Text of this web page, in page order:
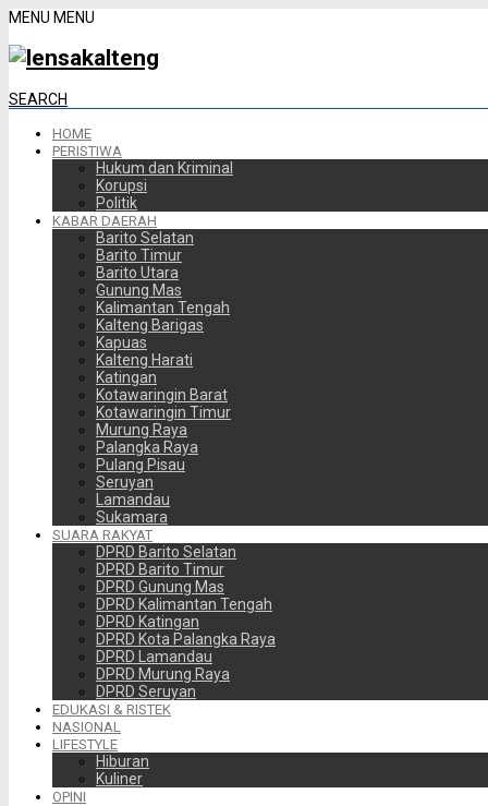
MENU MENU
SEARCH
HOME
PERISTIWA
Hukum dan Kriminal
Korupsi
Politik
KABAR DAERAH
Barito Selatan
Barito Timur
Barito Utara
Gunung Mas
Kalimantan Tengah
Kalteng Barigas
Kapuas
Kalteng Harati
Katingan
Kotawaringin Barat
Kotawaringin Timur
Murung Raya
Palangka Raya
Pulang Pisau
Seruyan
Lamandau
Sukamara
SUARA RAKYAT
DPRD Barito Selatan
DPRD Barito Timur
DPRD Gunung Mas
DPRD Kalimantan Tengah
DPRD Katingan
DPRD Kota Palangka Raya
DPRD Lamandau
DPRD Murung Raya
DPRD Seruyan
EDUKASI & RISTEK
NASIONAL
LIFESTYLE
Hiburan
Kuliner
OPINI